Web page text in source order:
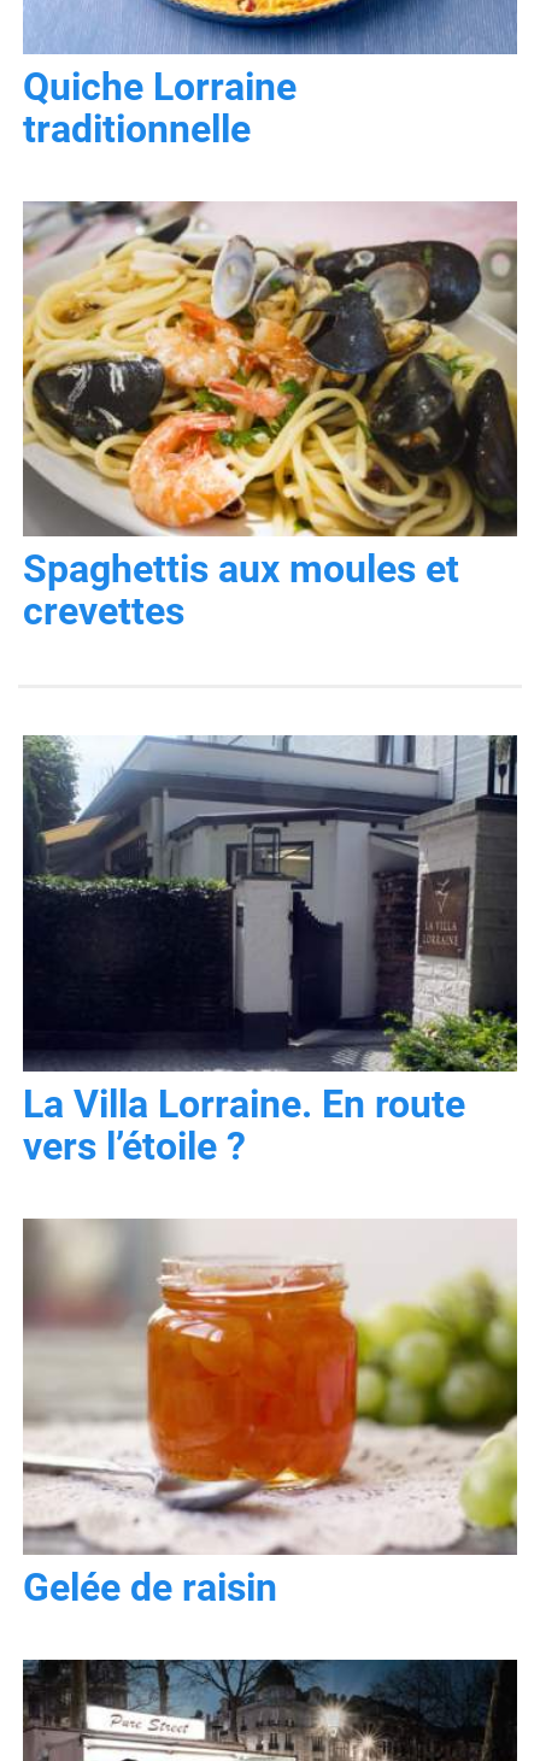
Quiche Lorraine
traditionnelle
Spaghettis aux moules et
crevettes
La Villa Lorraine. En route
vers l’étoile ?
Gelée de raisin